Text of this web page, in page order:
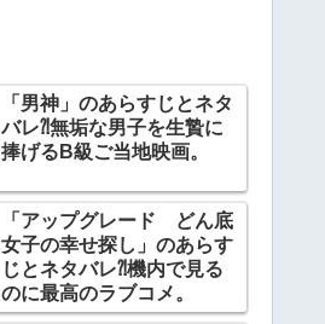
「男神」のあらすじとネタ
バレ⁈無垢な男子を生贄に
捧げるB級ご当地映画。
「アップグレード どん底
女子の幸せ探し」のあらす
じとネタバレ⁈機内で見る
のに最高のラブコメ。